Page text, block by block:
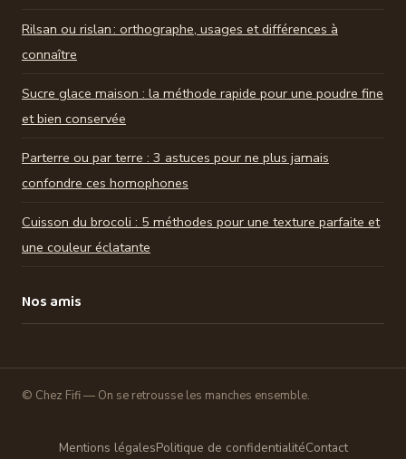
Rilsan ou rislan : orthographe, usages et différences à
connaître
Sucre glace maison : la méthode rapide pour une poudre fine
et bien conservée
Parterre ou par terre : 3 astuces pour ne plus jamais
confondre ces homophones
Cuisson du brocoli : 5 méthodes pour une texture parfaite et
une couleur éclatante
Nos amis
© Chez Fifi — On se retrousse les manches ensemble.
Mentions légalesPolitique de confidentialitéContact